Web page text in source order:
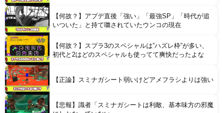
【何故？】アプデ直後「強い」「最強SP」「時代が追
いついた」と持て囃されていたウンコの現在
【何故？】スプラ3のスペシャルは”ハズレ枠”が多い、
初代と2はどのスペシャルも使ってて爽快だったよな
【正論】スミナガシート弱いけどアメフラシよりは強い
【悲報】識者「スミナガシートは利敵、基本味方の邪魔